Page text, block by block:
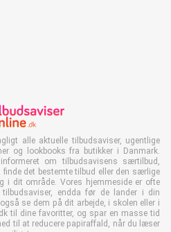
alle aktuelle tilbudsaviser, ugentlige
og lookbooks fra butikker i Danmark.
om tilbudsavisens særtilbud,
det bestemte tilbud eller den særlige
i dit område. Vores hjemmeside er ofte
endda før de lander i din
se dem på dit arbejde, i skolen eller i
til dine favoritter, og spar en masse tid
til at reducere papiraffald, når du læser